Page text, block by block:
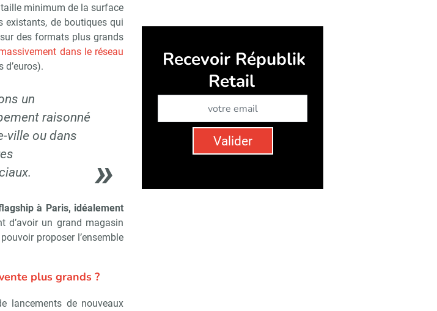
minimum de la surface
existants, de boutiques qui
des formats plus grands
dans le réseau
d’euros).
un
raisonné
ville ou dans
à Paris, idéalement
d’avoir un grand magasin
proposer l’ensemble
plus grands ?
lancements de nouveaux